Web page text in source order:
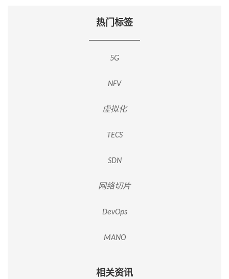
热门标签
5G
NFV
虚拟化
TECS
SDN
网络切片
DevOps
MANO
相关资讯